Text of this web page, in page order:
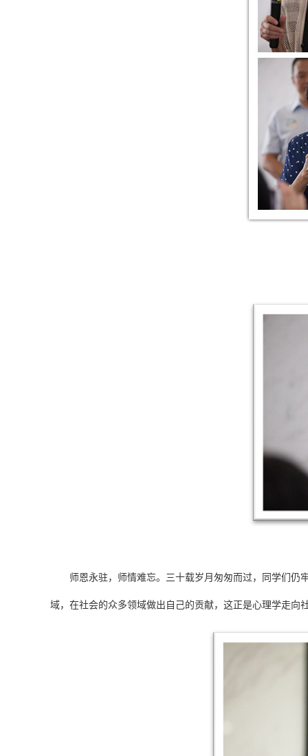
师恩永驻，师情难忘。三十载岁月匆匆而过，同学们仍
域，在社会的众多领域做出自己的贡献，这正是心理学走向